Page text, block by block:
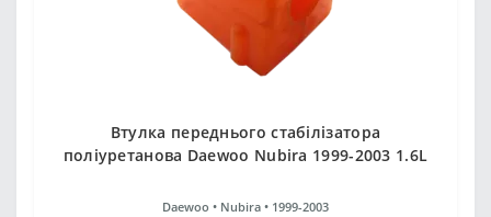
Втулка переднього стабілізатора
поліуретанова Daewoo Nubira 1999-2003 1.6L
Daewoo • Nubira • 1999-2003